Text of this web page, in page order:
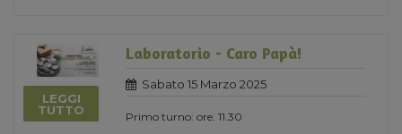
LEGGI
TUTTO
Laboratorio - Caro Papà!
Sabato 15 Marzo 2025
Primo turno: ore. 11.30